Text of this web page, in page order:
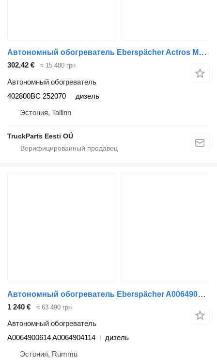
Автономный обогреватель Eberspächer Actros MP2/MP3 1844 (01.02-) 402800BC для тягача Mercedes-Benz Actros, Axor MP1, MP2, MP3 (1996-2014)
302,42 € ≈ 15 480 грн
Автономный обогреватель
402800BC 252070
дизель
Эстония, Tallinn
TruckParts Eesti OÜ
Автономный обогреватель Eberspächer A0064900614 для грузовика Mercedes-Benz Actros, Axor MP1, MP2, MP3 (1996-2014)
1 240 € ≈ 63 490 грн
Автономный обогреватель
A0064900614 A0064904114
дизель
Эстония, Rummu